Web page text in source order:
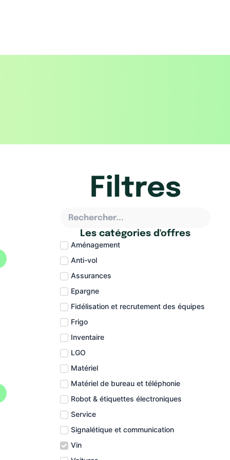
Filtres
Rechercher...
Les catégories d'offres
Aménagement
Anti-vol
Assurances
Epargne
Fidélisation et recrutement des équipes
Frigo
Inventaire
LGO
Matériel
Matériel de bureau et téléphonie
Robot & étiquettes électroniques
Service
Signalétique et communication
Vin